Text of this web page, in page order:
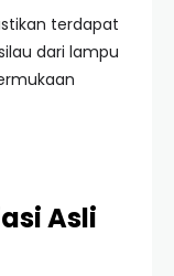
terdapat
dari lampu
Asli